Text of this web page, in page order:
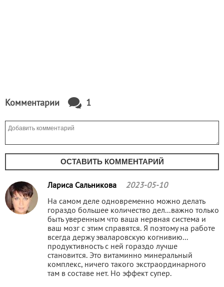
Комментарии 1
ОСТАВИТЬ КОММЕНТАРИЙ
Лариса Сальникова 2023-05-10
На самом деле одновременно можно делать
гораздо большее количество дел...важно только
быть уверенным что ваша нервная система и
ваш мозг с этим справятся. Я поэтому на работе
всегда держу эваларовскую когнивию...
продуктивность с ней гораздо лучше
становится. Это витаминно минеральный
комплекс, ничего такого экстраординарного
там в составе нет. Но эффект супер.